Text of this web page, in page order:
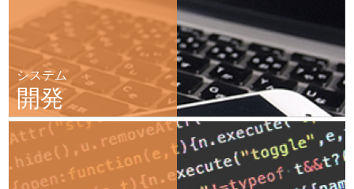
システム
開発